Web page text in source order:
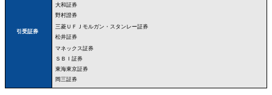
引受証券
大和証券
野村證券
三菱ＵＦＪモルガン・スタンレー証券
松井証券
マネックス証券
ＳＢＩ証券
東海東京証券
岡三証券